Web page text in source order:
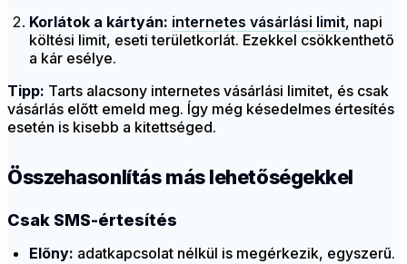
Korlátok a kártyán: internetes vásárlási limit, napi
költési limit, eseti területkorlát. Ezekkel csökkenthető
a kár esélye.
Tipp: Tarts alacsony internetes vásárlási limitet, és csak
vásárlás előtt emeld meg. Így még késedelmes értesítés
esetén is kisebb a kitettséged.
Összehasonlítás más lehetőségekkel
Csak SMS-értesítés
Előny: adatkapcsolat nélkül is megérkezik, egyszerű.